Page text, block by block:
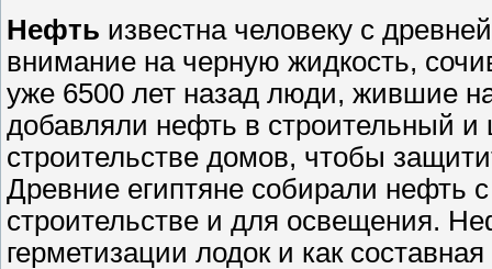
Нефть известна человеку с
внимание на черную жидкость,
уже 6500 лет назад люди, жившие
добавляли нефть в строительный
строительстве домов, чтобы
Древние египтяне собирали нефть
строительстве и для освещения.
герметизации лодок и как